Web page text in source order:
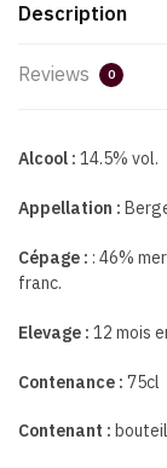
Description
Reviews 0
Alcool : 14.5% vol.
Appellation :
Cépage : : 46%
franc.
Elevage : 12 mois
Contenance : 75cl
Contenant :